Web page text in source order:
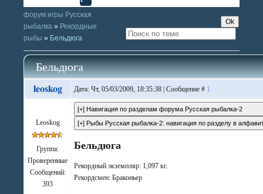
форум игры Русская
рыбалка » Рекордные
рыбы » Бельдюга
Бельдюга
leoskog Дата: Чт, 05/03/2009, 18:35:38 | Сообщение # 1
Leoskog
Группа:
Проверенные
Сообщений:
393
Бельдюга
Рекордный экземпляр: 1,097 кг.
Рекордсмен: Браконьер